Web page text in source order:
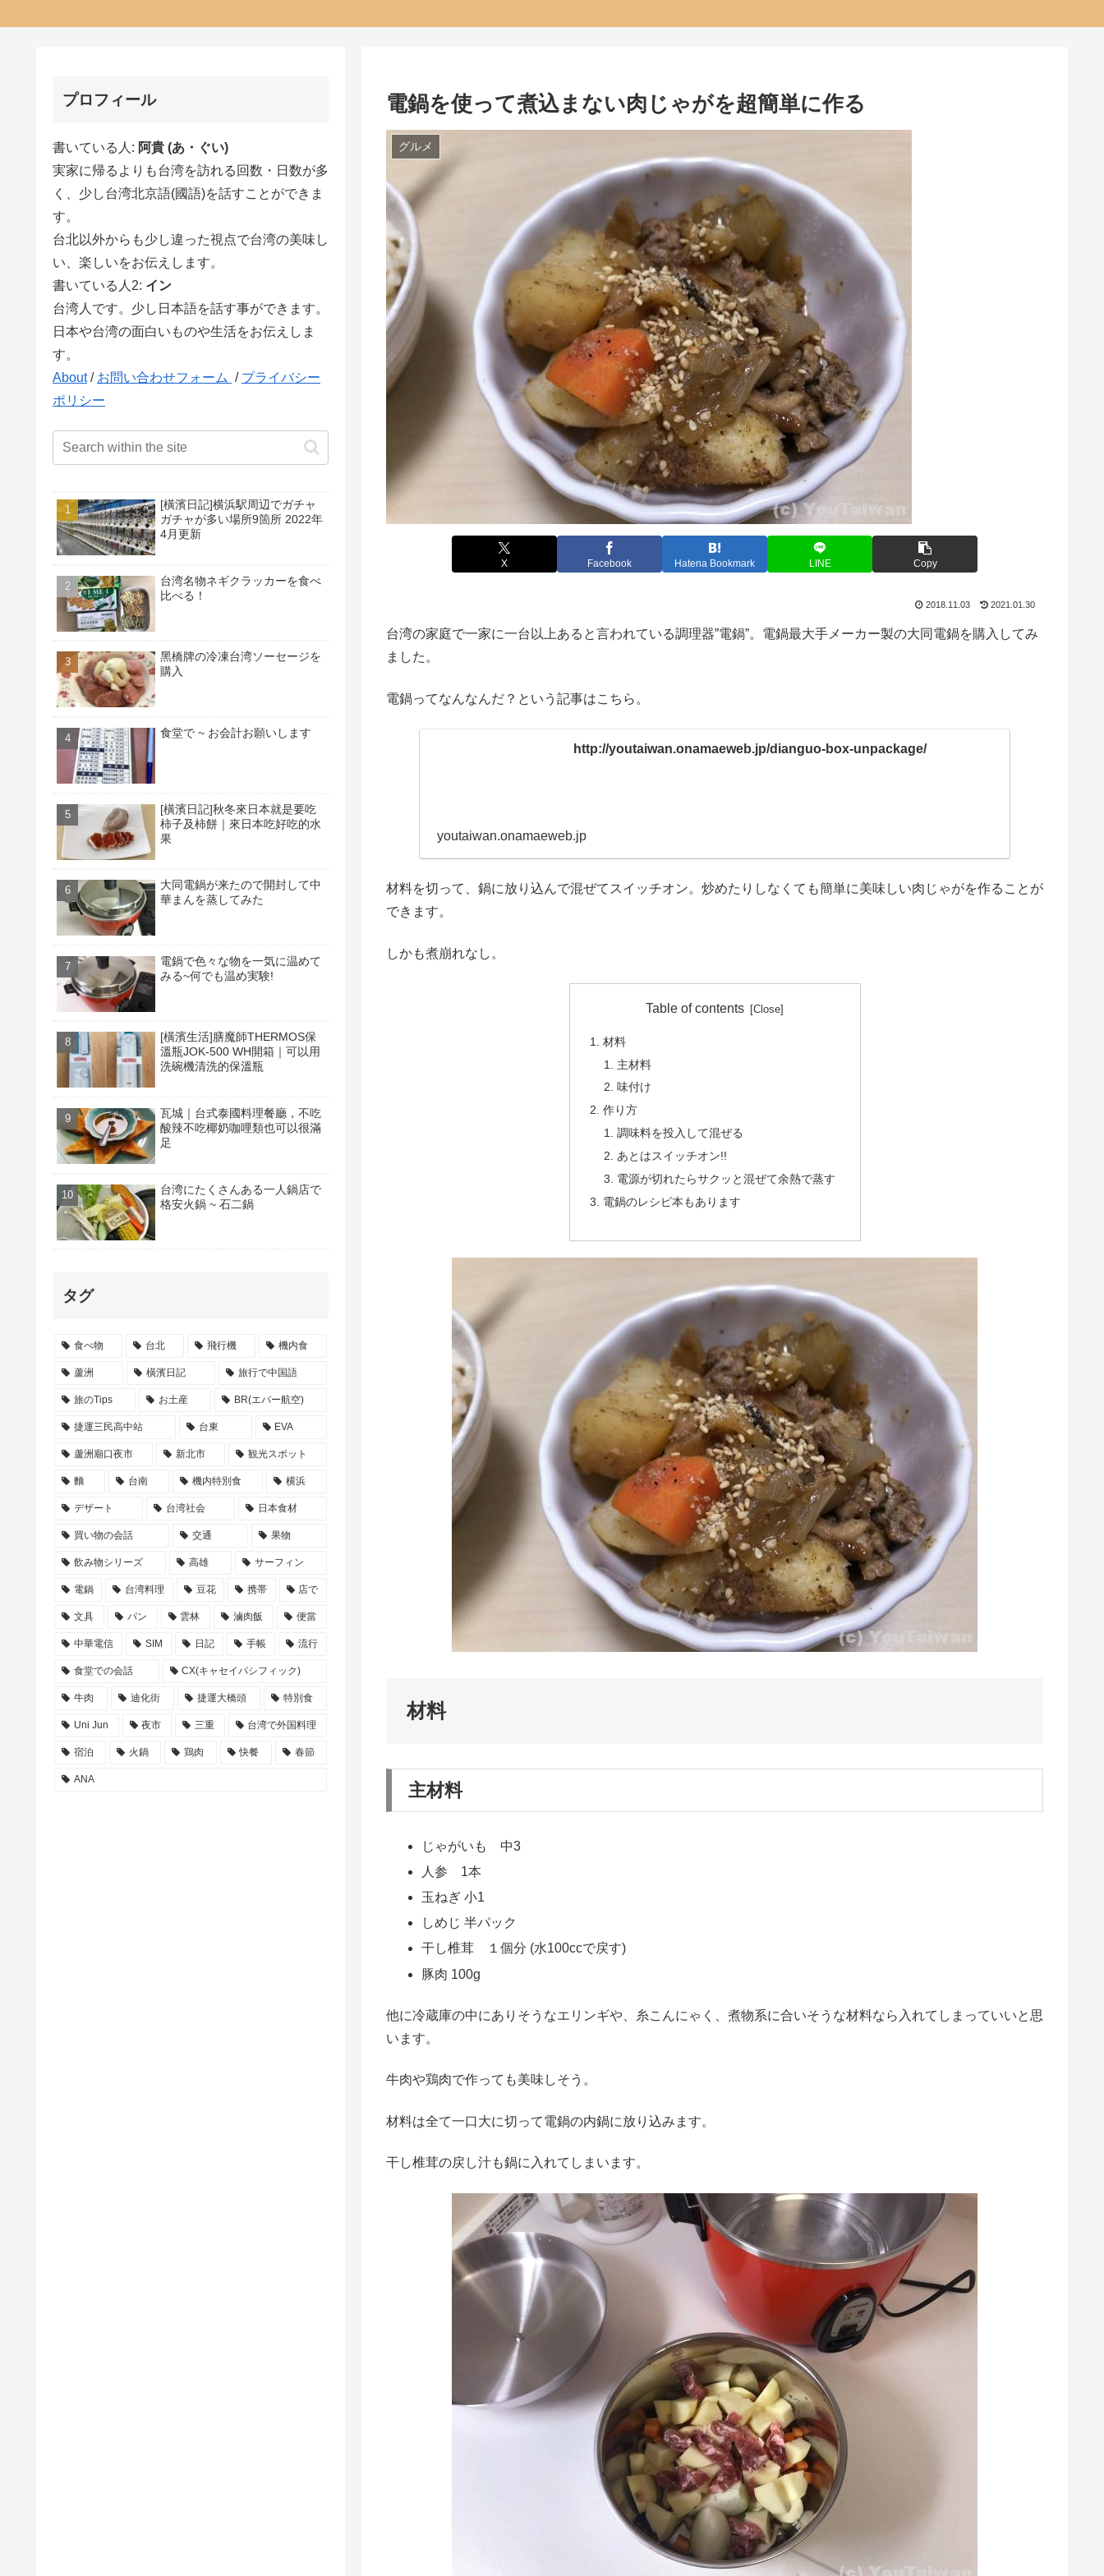
電鍋を使って煮込まない肉じゃがを超簡単に作る
グルメ
X Facebook Hatena Bookmark LINE Copy
2018.11.03 2021.01.30
台湾の家庭で一家に一台以上あると言われている調理器”電鍋”。電鍋最大手メーカー製の大同電鍋を購入してみ
ました。
電鍋ってなんなんだ？という記事はこちら。
http://youtaiwan.onamaeweb.jp/dianguo-box-unpackage/
youtaiwan.onamaeweb.jp
材料を切って、鍋に放り込んで混ぜてスイッチオン。炒めたりしなくても簡単に美味しい肉じゃがを作ることが
できます。
しかも煮崩れなし。
Table of contents
材料
主材料
味付け
作り方
調味料を投入して混ぜる
あとはスイッチオン!!
電源が切れたらサクッと混ぜて余熱で蒸す
電鍋のレシピ本もあります
材料
主材料
じゃがいも 中3
人参 1本
玉ねぎ 小1
しめじ 半パック
干し椎茸 １個分 (水100ccで戻す)
豚肉 100g
他に冷蔵庫の中にありそうなエリンギや、糸こんにゃく、煮物系に合いそうな材料なら入れてしまっていいと思
います。
牛肉や鶏肉で作っても美味しそう。
材料は全て一口大に切って電鍋の内鍋に放り込みます。
干し椎茸の戻し汁も鍋に入れてしまいます。
プロフィール
書いている人: 阿貴 (あ・ぐい)
実家に帰るよりも台湾を訪れる回数・日数が多
く、少し台湾北京語(國語)を話すことができま
す。
台北以外からも少し違った視点で台湾の美味し
い、楽しいをお伝えします。
書いている人2: イン
台湾人です。少し日本語を話す事ができます。
日本や台湾の面白いものや生活をお伝えしま
す。
About/ お問い合わせフォーム / プライバシー
ポリシー
[橫濱日記]横浜駅周辺でガチャ
ガチャが多い場所9箇所 2022年
4月更新
台湾名物ネギクラッカーを食べ
比べる！
黑橋牌の冷凍台湾ソーセージを
購入
食堂で ~ お会計お願いします
[橫濱日記]秋冬來日本就是要吃
柿子及柿餅｜來日本吃好吃的水
果
大同電鍋が来たので開封して中
華まんを蒸してみた
電鍋で色々な物を一気に温めて
みる~何でも温め実験!
[橫濱生活]膳魔師THERMOS保
溫瓶JOK-500 WH開箱｜可以用
洗碗機清洗的保溫瓶
瓦城｜台式泰國料理餐廳，不吃
酸辣不吃椰奶咖哩類也可以很滿
足
台湾にたくさんある一人鍋店で
格安火鍋 ~ 石二鍋
タグ
食べ物 台北 飛行機 機内食
蘆洲 橫濱日記 旅行で中国語
旅のTips お土産 BR(エバー航空)
捷運三民高中站 台東 EVA
蘆洲廟口夜市 新北市 観光スポット
麵 台南 機内特別食 横浜
デザート 台湾社会 日本食材
買い物の会話 交通 果物
飲み物シリーズ 高雄 サーフィン
電鍋 台湾料理 豆花 携帯 店で
文具 パン 雲林 滷肉飯 便當
中華電信 SIM 日記 手帳 流行
食堂での会話 CX(キャセイパシフィック)
牛肉 迪化街 捷運大橋頭 特別食
Uni Jun 夜市 三重 台湾で外国料理
宿泊 火鍋 鶏肉 快餐 春節
ANA